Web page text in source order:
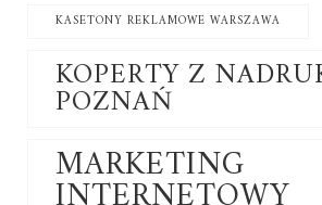
KASETONY REKLAMOWE WARSZAWA
KOPERTY Z
POZNAŃ
MARKETING